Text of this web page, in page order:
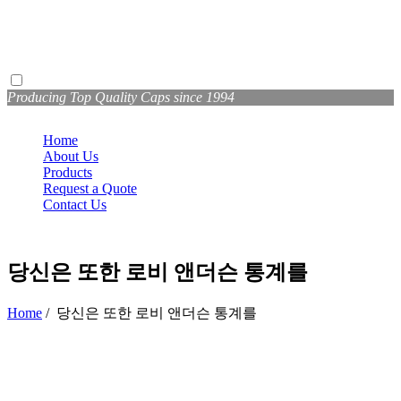
Producing Top Quality Caps since 1994
Home
About Us
Products
Request a Quote
Contact Us
당신은 또한 로비 앤더슨 통계를
Home / 당신은 또한 로비 앤더슨 통계를